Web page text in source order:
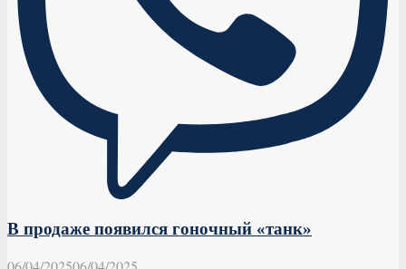
В продаже появился гоночный «танк»